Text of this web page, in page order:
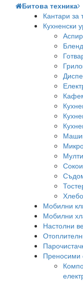
Битова техника
Кантари за
Кухненски
Мобилни
Мобилни
Настолни
Преносими